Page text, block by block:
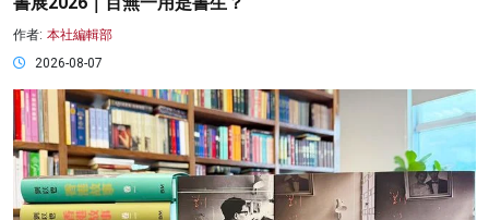
作者: 本社編輯部
2026-08-07